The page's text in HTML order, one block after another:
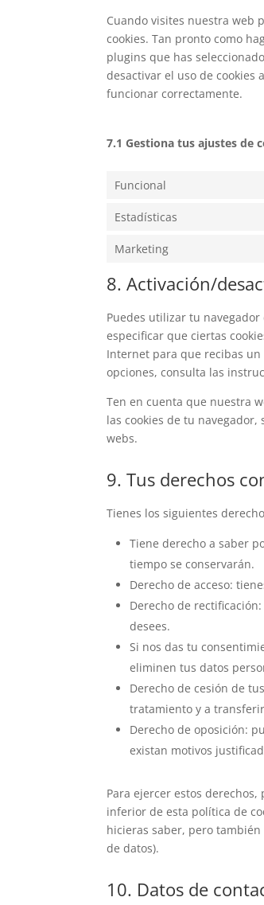
Cuando visites nuestra web
cookies. Tan pronto como
plugins que has
desactivar el uso de
funcionar correctamente.
7.1 Gestiona tus ajustes de
Funcional
Estadísticas
Marketing
8. Activación/
Puedes utilizar tu
especificar que ciertas
Internet para que recibas un
opciones, consulta las
Ten en cuenta que nuestra
las cookies de tu
webs.
9. Tus derechos
Tienes los siguientes
Tiene derecho a saber
tiempo se conservarán.
Derecho de acceso:
Derecho de
desees.
Si nos das tu
eliminen tus datos
Derecho de cesión de
tratamiento y a
Derecho de oposición:
existan motivos
Para ejercer estos
inferior de esta política de
hicieras saber, pero
de datos).
10. Datos de